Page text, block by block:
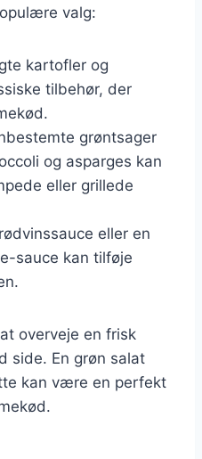
valg:
kartofler og
tilbehør, der
grøntsager
og asparges kan
eller grillede
eller en
sauce kan tilføje
overveje en frisk
side. En grøn salat
kan være en perfekt